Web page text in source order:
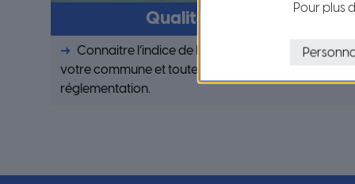
Qualité de l’air
Connaitre l’indice de la qualité de l’air dans
votre commune et toute l’information sur la
réglementation.
Pour plus